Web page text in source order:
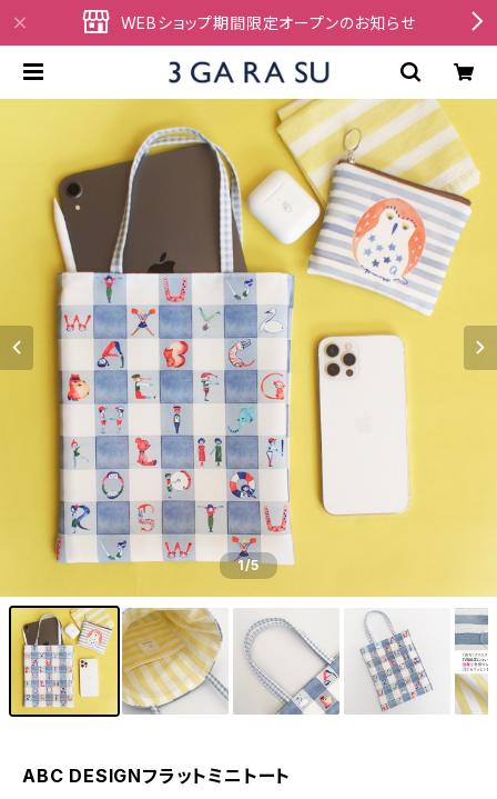
WEBショップ期間限定オープンのお知らせ
1/5
ABC DESIGNフラットミニトート